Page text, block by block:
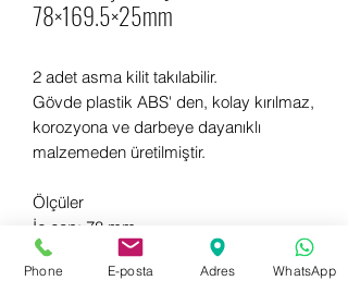
78×169.5×25mm
2 adet asma kilit takılabilir.
Gövde plastik ABS' den, kolay kırılmaz,
korozyona ve darbeye dayanıklı
malzemeden üretilmiştir.
Ölçüler
İç çap: 78 mm,
İç yükseklik: 169.5 mm,
Delik çapı: 25 mm
Phone E-posta Adres WhatsApp